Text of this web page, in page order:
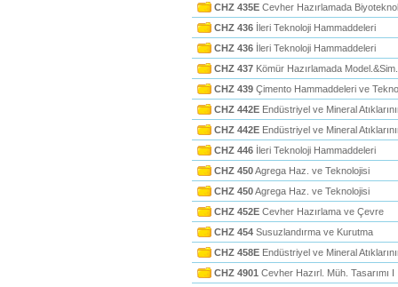
CHZ 435E Cevher Hazırlamada
CHZ 436 İleri Teknoloji Hammaddeleri
CHZ 436 İleri Teknoloji Hammaddeleri
CHZ 437 Kömür Hazırlamada Model.&Sim.
CHZ 439 Çimento Hammaddeleri ve
CHZ 442E Endüstriyel ve Mineral
CHZ 442E Endüstriyel ve Mineral
CHZ 446 İleri Teknoloji Hammaddeleri
CHZ 450Agrega Haz. ve Teknolojisi
CHZ 450Agrega Haz. ve Teknolojisi
CHZ 452E Cevher Hazırlama ve Çevre
CHZ 454 Susuzlandırma ve Kurutma
CHZ 458E Endüstriyel ve Mineral
CHZ 4901 Cevher Hazırl. Müh. Tasarımı I